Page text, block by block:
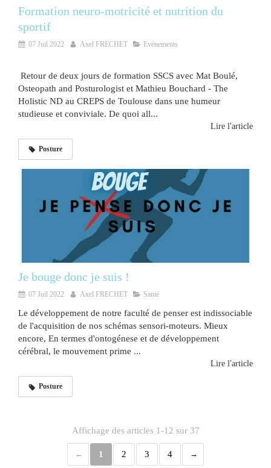
Formation neuro-motricité et nutrition du
sportif
07 Juil 2022 Axel FRECHET Evénements
Retour de deux jours de formation SSCS avec Mat Boulé,
Osteopath and Posturologist et Mathieu Bouchard - The
Holistic ND au CREPS de Toulouse dans une humeur
studieuse et conviviale. De quoi all...
Lire l'article
Posture
Je bouge donc je suis !
07 Juil 2022 Axel FRECHET Santé
Le développement de notre faculté de penser est indissociable
de l'acquisition de nos schémas sensori-moteurs. Mieux
encore, En termes d'ontogénese et de développement
cérébral, le mouvement prime ...
Lire l'article
Posture
Affichage des articles 1-12 sur 37
1 2 3 4